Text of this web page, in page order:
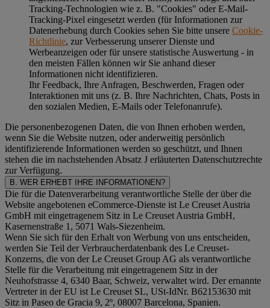
Tracking-Technologien wie z. B. "Cookies" oder E-Mail-
Tracking-Pixel eingesetzt werden (für Informationen zur
Datenerhebung durch Cookies sehen Sie bitte unsere Cookie-
Richtlinie, zur Verbesserung unserer Dienste und
Werbeanzeigen oder für unsere statistische Auswertung - in
den meisten Fällen können wir Sie anhand dieser
Informationen nicht identifizieren.
Ihr Feedback, Ihre Anfragen, Beschwerden, Fragen oder
Interaktionen mit uns (z. B. Ihre Nachrichten, Chats, Posts in
den sozialen Medien, E-Mails oder Telefonanrufe).
Die personenbezogenen Daten, die von Ihnen erhoben werden,
wenn Sie die Website nutzen, oder anderweitig persönlich
identifizierende Informationen werden so geschützt, und Ihnen
stehen die im nachstehenden Absatz J erläuterten Datenschutzrechte
zur Verfügung.
B. WER ERHEBT IHRE INFORMATIONEN?
Die für die Datenverarbeitung verantwortliche Stelle der über die
Website angebotenen eCommerce-Dienste ist Le Creuset Austria
GmbH mit eingetragenem Sitz in Le Creuset Austria GmbH,
Kasernenstraße 1, 5071 Wals-Siezenheim.
Wenn Sie sich für den Erhalt von Werbung von uns entscheiden,
werden Sie Teil der Verbraucherdatenbank des Le Creuset-
Konzerns, die von der Le Creuset Group AG als verantwortliche
Stelle für die Verarbeitung mit eingetragenem Sitz in der
Neuhofstrasse 4, 6340 Baar, Schweiz, verwaltet wird. Der ernannte
Vertreter in der EU ist Le Creuset SL, USt-IdNr. B62153630 mit
Sitz in Paseo de Gracia 9, 2º, 08007 Barcelona, Spanien.